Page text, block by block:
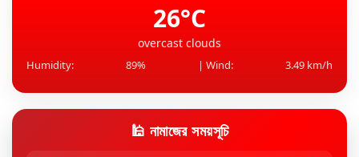
26°C
overcast clouds
Humidity: 89% | Wind: 3.49 km/h
🕌 নামাজের সময়সূচি